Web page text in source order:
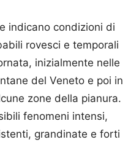
indicano condizioni di
rovesci e temporali
inizialmente nelle
del Veneto e poi in
zone della pianura.
fenomeni intensi,
grandinate e forti